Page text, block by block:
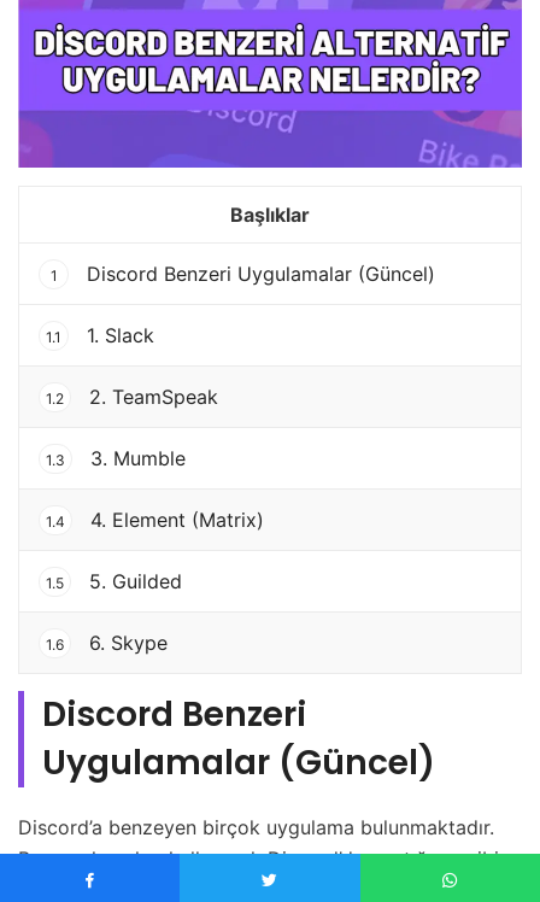
Başlıklar
1 Discord Benzeri Uygulamalar (Güncel)
1.1 1. Slack
1.2 2. TeamSpeak
1.3 3. Mumble
1.4 4. Element (Matrix)
1.5 5. Guilded
1.6 6. Skype
Discord Benzeri
Uygulamalar (Güncel)
Discord’a benzeyen birçok uygulama bulunmaktadır.
Bu uygulamaları kullanarak Discord’da yaptığınız gibi
sesli ve yazılı konuşmalar yapabilirsiniz. Hiçbiri